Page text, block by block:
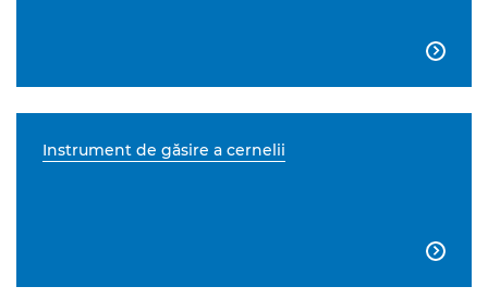

Instrument de găsire a cernelii
